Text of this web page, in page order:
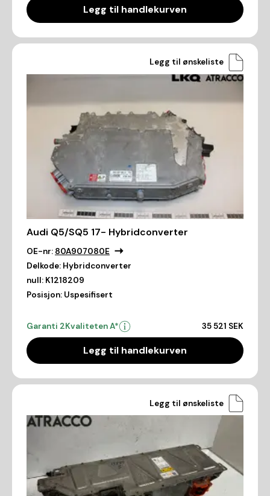
Legg til handlekurven
Legg til ønskeliste
Audi Q5/SQ5 17- Hybridconverter
OE-nr: 80A907080E
Delkode: Hybridconverter
null: K1218209
Posisjon: Uspesifisert
Garanti 2Kvaliteten A* 35 521 SEK
Legg til handlekurven
Legg til ønskeliste